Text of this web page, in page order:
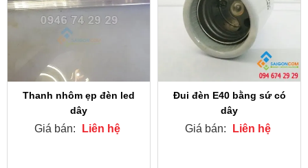
Thanh nhôm ẹp đèn led
dây
Giá bán: Liên hệ
Đui đèn E40 bằng sứ có
dây
Giá bán: Liên hệ